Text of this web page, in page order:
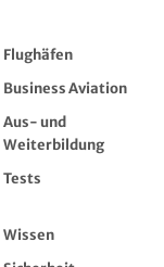
Flughäfen
Business Aviation
Aus- und
Weiterbildung
Tests
Wissen